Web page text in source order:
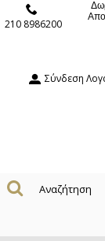
210 8986200
Σύνδεση